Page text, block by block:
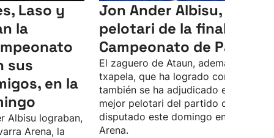
Laso y
la
sus
en la
Albisu lograban,
Arena, la
Jon Ander Albisu, mejor
pelotari de la final del
Campeonato de Parejas
El zaguero de Ataun, además de la
txapela, que ha logrado con Unai
también se ha adjudicado el premio
mejor pelotari del partido definitivo,
disputado este domingo en el
Arena.